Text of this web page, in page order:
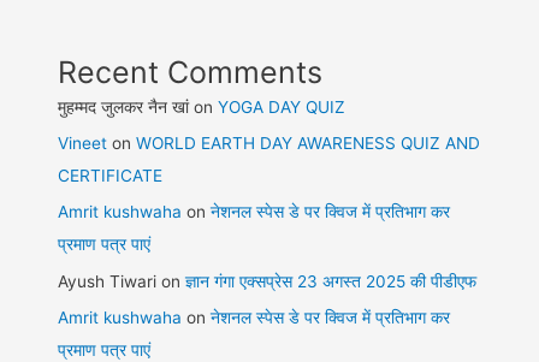
Recent Comments
मुहम्मद जुलकर नैन खांonYOGA DAY QUIZ
Vineet onWORLD EARTH DAY AWARENESS QUIZ AND
CERTIFICATE
Amrit kushwaha onनेशनल स्पेस डे पर क्विज में प्रतिभाग कर
प्रमाण पत्र पाएं
Ayush Tiwari onज्ञान गंगा एक्सप्रेस 23 अगस्त 2025 की पीडीएफ
Amrit kushwaha onनेशनल स्पेस डे पर क्विज में प्रतिभाग कर
प्रमाण पत्र पाएं